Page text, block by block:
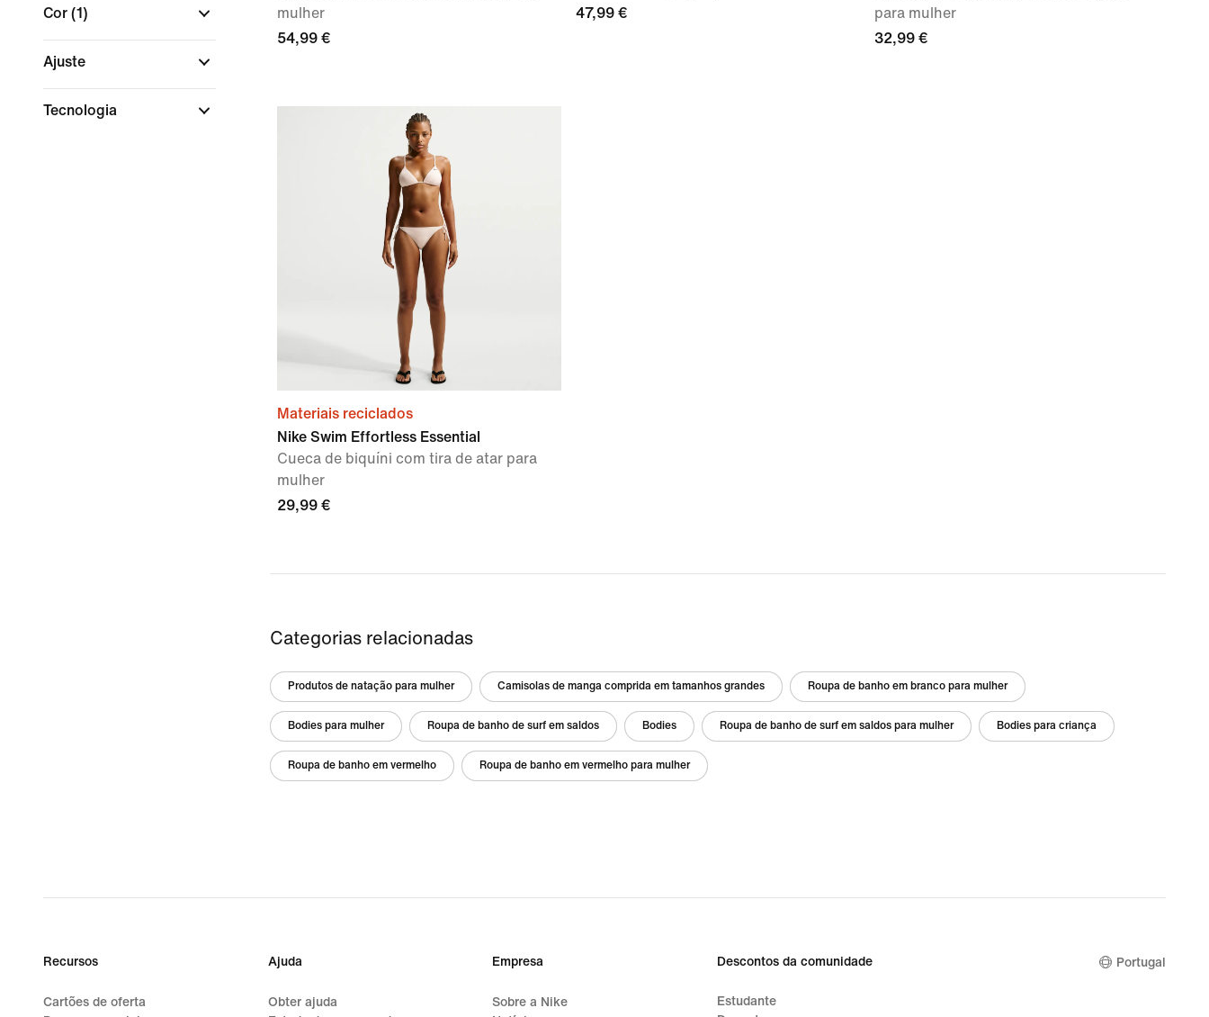
Cor (1)
Ajuste
Tecnologia
mulher
54,99 €
47,99 €
para mulher
32,99 €
Materiais reciclados
Nike Swim Effortless Essential
Cueca de biquíni com tira de atar para
mulher
29,99 €
Categorias relacionadas
Produtos de natação para mulher Camisolas de manga comprida em tamanhos grandes Roupa de banho em branco para mulher
Bodies para mulher Roupa de banho de surf em saldos Bodies Roupa de banho de surf em saldos para mulher Bodies para criança
Roupa de banho em vermelho Roupa de banho em vermelho para mulher
Recursos
Cartões de oferta
Ajuda
Obter ajuda
Empresa
Sobre a Nike
Descontos da comunidade
Estudante
Portugal